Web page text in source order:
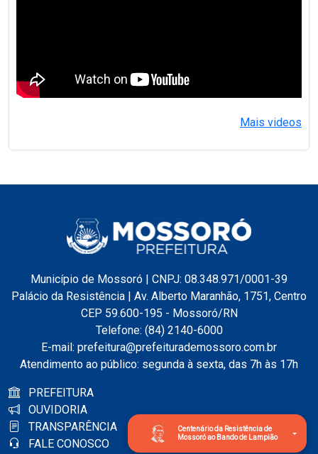
Centenário da Resistência de
Mossoró ao Bando de Lampião
Mais videos
Município de Mossoró | CNPJ: 08.348.971/0001-39
Palácio da Resistência | Av. Alberto Maranhão, 1751, Centro
CEP 59.600-195 - Mossoró/RN
Telefone: (84) 2140-6000
E-mail: prefeitura@prefeiturademossoro.com.br
Atendimento ao público: segunda à sexta, das 7h às 17h
PREFEITURA
OUVIDORIA
TRANSPARÊNCIA
FALE CONOSCO